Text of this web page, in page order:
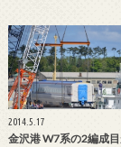
2014.5.17
金沢港 W7系の2編成